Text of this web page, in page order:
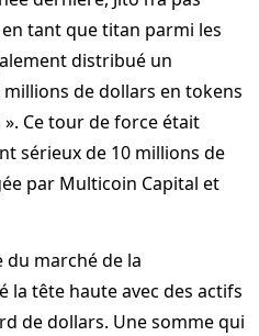
tant que titan parmi les
distribué un
de dollars en tokens
Ce tour de force était
sérieux de 10 millions de
par Multicoin Capital et
marché de la
la tête haute avec des actifs
de dollars. Une somme qui